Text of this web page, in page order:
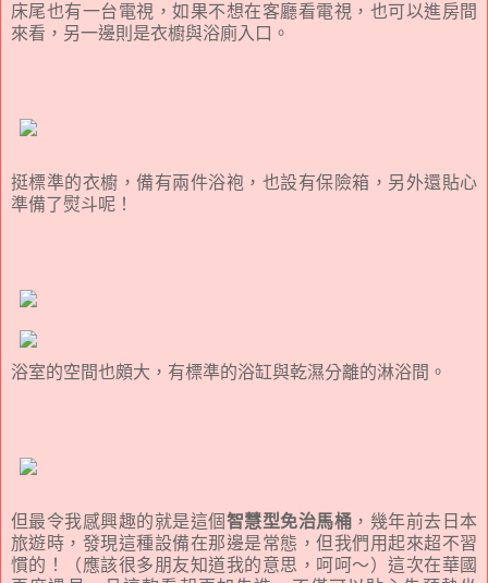
床尾也有一台電視，如果不想在客廳看電視，也可以進房間
來看，另一邊則是衣櫥與浴廁入口。
挺標準的衣櫥，備有兩件浴袍，也設有保險箱，另外還貼心
準備了熨斗呢！
浴室的空間也頗大，有標準的浴缸與乾濕分離的淋浴間。
但最令我感興趣的就是這個 智慧型免治馬桶 ，幾年前去日本
旅遊時，發現這種設備在那邊是常態，但我們用起來超不習
慣的！（應該很多朋友知道我的意思，呵呵～）這次在華國